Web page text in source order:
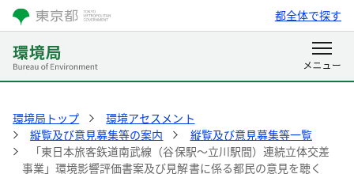
都全体で探す
環境局トップ
環境アセスメント
縦覧及び意見募集等の案内
縦覧及び意見募集等一覧
「東日本旅客鉃道南武線（谷保駅～立川駅間）連続立体交差
事業」環境影響評価書案及び見解書に係る都民の意見を聴く